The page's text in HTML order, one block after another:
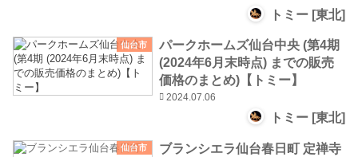
トミー [東北]
仙台市
パークホームズ仙台中央 (第4期
(2024年6月末時点) までの販売
価格のまとめ)【トミー】
2024.07.06
トミー [東北]
仙台市
ブランシエラ仙台春日町 定禅寺